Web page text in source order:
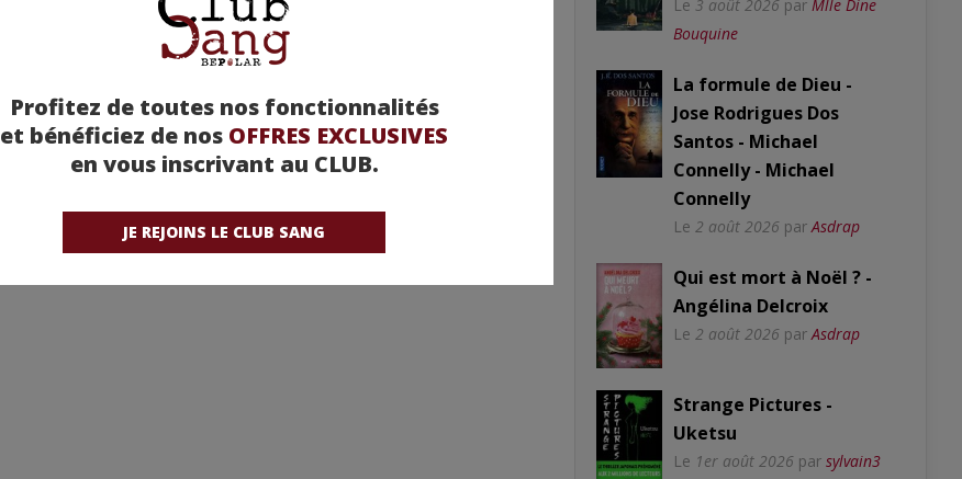
Profitez de toutes nos fonctionnalités
et bénéficiez de nos OFFRES EXCLUSIVES
en vous inscrivant au CLUB.
JE REJOINS LE CLUB SANG
Le 3 août 2026 par Mlle Dine
Bouquine
La formule de Dieu -
Jose Rodrigues Dos
Santos - Michael
Connelly - Michael
Connelly
Le 2 août 2026 par Asdrap
Qui est mort à Noël ? -
Angélina Delcroix
Le 2 août 2026 par Asdrap
Strange Pictures -
Uketsu
Le 1er août 2026 par sylvain3